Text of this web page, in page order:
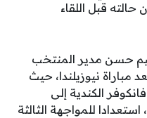
قبل اللقاء
حسن مدير المنتخب
مباراة نيوزيلندا، حيث
الكندية إلى
مساء 22 يونيو، استعدادا للمواجهة الثالثة